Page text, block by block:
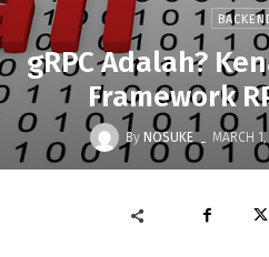
gRPC Adalah?
Framework
By NOSUKE - MARCH